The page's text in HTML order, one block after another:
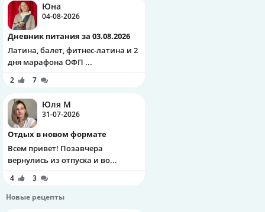
Юна
04-08-2026
Дневник питания за 03.08.2026
Латина, балет, фитнес-латина и 2
дня марафона ОФП ...
2 7
Юля М
31-07-2026
Отдых в новом формате
Всем привет! Позавчера
вернулись из отпуска и во...
4
3
Новые рецепты